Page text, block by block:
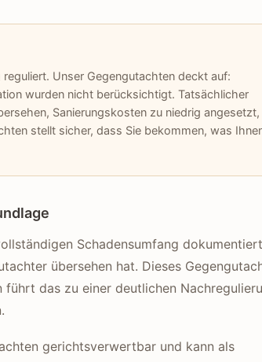
Unser Gegengutachten deckt auf:
wurden nicht berücksichtigt. Tatsächlicher
Sanierungskosten zu niedrig angesetzt,
stellt sicher, dass Sie bekommen, was
Schadensumfang
übersehen hat. Dieses
führt das zu einer deutlichen
gerichtsverwertbar und kann als